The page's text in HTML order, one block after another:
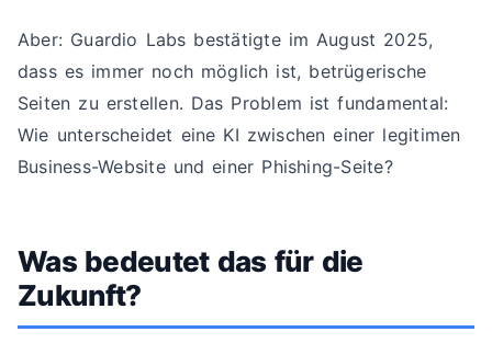
Aber: Guardio Labs bestätigte im August 2025,
dass es immer noch möglich ist, betrügerische
Seiten zu erstellen. Das Problem ist fundamental:
Wie unterscheidet eine KI zwischen einer legitimen
Business-Website und einer Phishing-Seite?
Was bedeutet das für die
Zukunft?